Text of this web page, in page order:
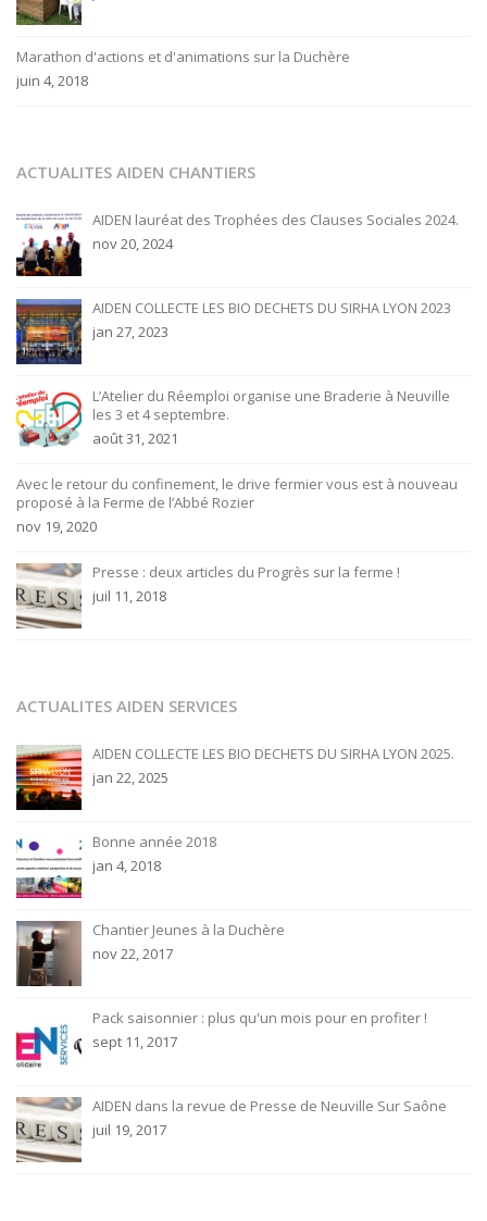
Marathon d'actions et d'animations sur la Duchère
juin 4, 2018
ACTUALITES AIDEN CHANTIERS
AIDEN lauréat des Trophées des Clauses Sociales 2024.
nov 20, 2024
AIDEN COLLECTE LES BIO DECHETS DU SIRHA LYON 2023
jan 27, 2023
L’Atelier du Réemploi organise une Braderie à Neuville
les 3 et 4 septembre.
août 31, 2021
Avec le retour du confinement, le drive fermier vous est à nouveau
proposé à la Ferme de l’Abbé Rozier
nov 19, 2020
Presse : deux articles du Progrès sur la ferme !
juil 11, 2018
ACTUALITES AIDEN SERVICES
AIDEN COLLECTE LES BIO DECHETS DU SIRHA LYON 2025.
jan 22, 2025
Bonne année 2018
jan 4, 2018
Chantier Jeunes à la Duchère
nov 22, 2017
Pack saisonnier : plus qu'un mois pour en profiter !
sept 11, 2017
AIDEN dans la revue de Presse de Neuville Sur Saône
juil 19, 2017